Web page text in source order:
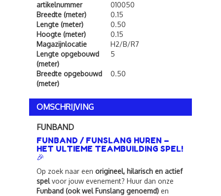
artikelnummer
010050
Breedte (meter)
0.15
Lengte (meter)
0.50
Hoogte (meter)
0.15
Magazijnlocatie
H2/B/R7
Lengte opgebouwd
(meter)
5
Breedte opgebouwd
(meter)
0.50
OMSCHRIJVING
FUNBAND
FUNBAND / FUNSLANG HUREN –
HET ULTIEME TEAMBUILDING SPEL!
🎉
Op zoek naar een origineel, hilarisch en actief
spelvoor jouw evenement? Huur dan onze
Funband (ook wel Funslang genoemd) en